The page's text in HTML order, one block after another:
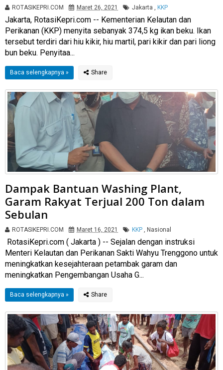
ROTASIKEPRI.COM Maret 26, 2021 Jakarta , KKP
Jakarta, RotasiKepri.com -- Kementerian Kelautan dan
Perikanan (KKP) menyita sebanyak 374,5 kg ikan beku. Ikan
tersebut terdiri dari hiu kikir, hiu martil, pari kikir dan pari liong
bun beku. Penyitaa...
Baca selengkapnya »
Dampak Bantuan Washing Plant,
Garam Rakyat Terjual 200 Ton dalam
Sebulan
ROTASIKEPRI.COM Maret 16, 2021 KKP , Nasional
RotasiKepri.com ( Jakarta ) -- Sejalan dengan instruksi
Menteri Kelautan dan Perikanan Sakti Wahyu Trenggono untuk
meningkatkan kesejahteraan petambak garam dan
meningkatkan Pengembangan Usaha G...
Baca selengkapnya »